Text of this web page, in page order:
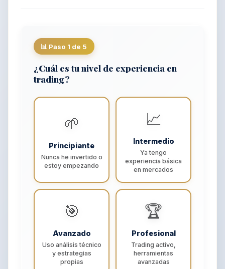
📊 Paso 1 de 5
¿Cuál es tu nivel de experiencia en
trading?
🌱
Principiante
Nunca he invertido o
estoy empezando
📈
Intermedio
Ya tengo
experiencia básica
en mercados
🎯
Avanzado
Uso análisis técnico
y estrategias
propias
🏆
Profesional
Trading activo,
herramientas
avanzadas